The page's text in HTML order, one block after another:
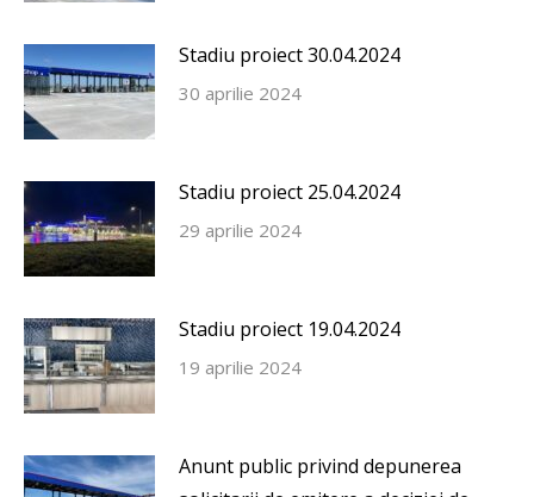
Stadiu proiect 30.04.2024
30 aprilie 2024
Stadiu proiect 25.04.2024
29 aprilie 2024
Stadiu proiect 19.04.2024
19 aprilie 2024
Anunt public privind depunerea